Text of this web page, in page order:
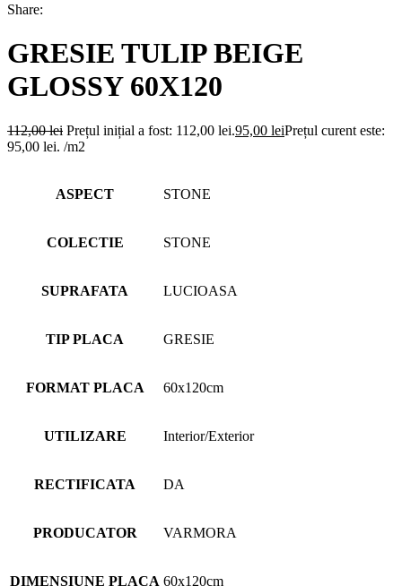
Share:
GRESIE TULIP BEIGE
GLOSSY 60X120
112,00lei Prețul inițial a fost: 112,00 lei.95,00 leiPrețul curent este:
95,00 lei. /m2
ASPECT STONE
COLECTIE STONE
SUPRAFATA LUCIOASA
TIP PLACA GRESIE
FORMAT PLACA 60x120cm
UTILIZARE Interior/Exterior
RECTIFICATA DA
PRODUCATOR VARMORA
DIMENSIUNE PLACA 60x120cm